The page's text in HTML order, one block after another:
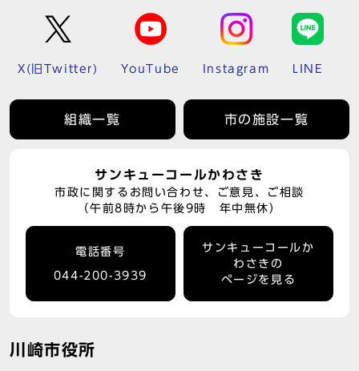
X(旧Twitter) YouTube Instagram LINE
組織一覧 市の施設一覧
サンキューコールかわさき
市政に関するお問い合わせ、ご意見、ご相談
（午前8時から午後9時 年中無休）
電話番号
044-200-3939
サンキューコールか
わさきの
ページを見る
川崎市役所